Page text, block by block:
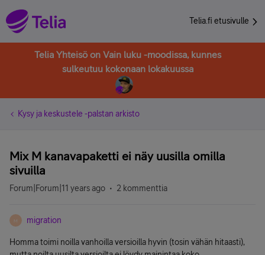
Telia.fi etusivulle
Telia Yhteisö on Vain luku -moodissa, kunnes
sulkeutuu kokonaan lokakuussa
Kysy ja keskustele -palstan arkisto
Mix M kanavapaketti ei näy uusilla omilla
sivuilla
Forum|Forum|11 years ago 2 kommenttia
M migration
Homma toimi noilla vanhoilla versioilla hyvin (tosin vähän hitaasti),